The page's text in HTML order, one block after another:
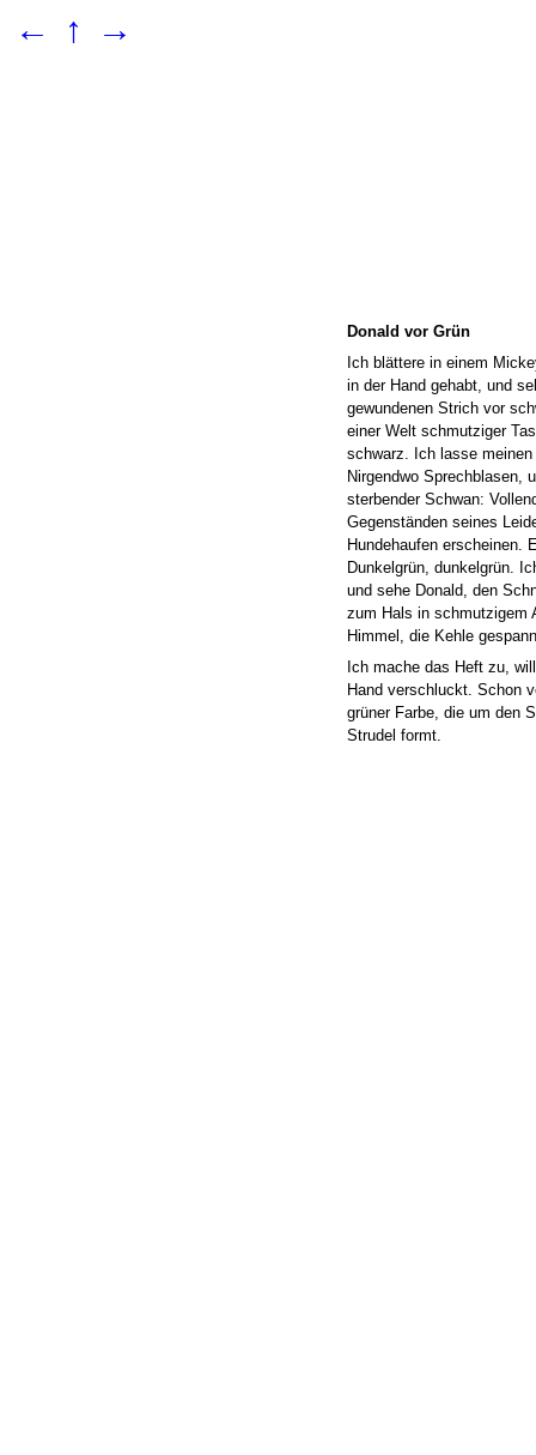
← ↑ →
Donald vor Grün
Ich blättere in einem
in der Hand gehabt, und
gewundenen Strich vor
einer Welt schmutziger
schwarz. Ich lasse
Nirgendwo Sprechblasen,
sterbender Schwan:
Gegenständen seines
Hundehaufen erscheinen.
Dunkelgrün, dunkelgrün.
und sehe Donald, den
zum Hals in schmutzigem
Himmel, die Kehle
Ich mache das Heft zu,
Hand verschluckt. Schon
grüner Farbe, die um den
Strudel formt.